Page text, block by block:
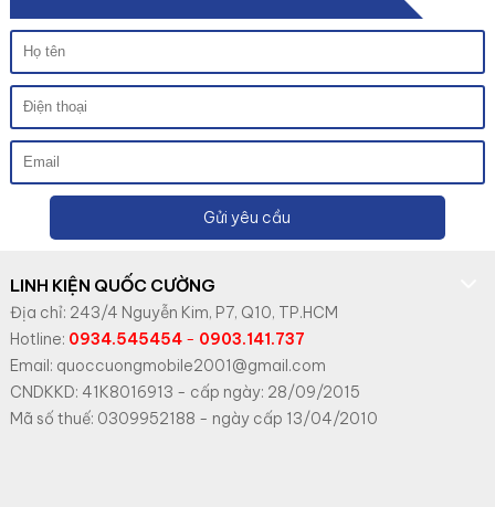
Gửi yêu cầu
LINH KIỆN QUỐC CƯỜNG
Địa chỉ: 243/4 Nguyễn Kim, P7, Q10, TP.HCM
Hotline: 0934.545454- 0903.141.737
Email: quoccuongmobile2001@gmail.com
CNDKKD: 41K8016913 - cấp ngày: 28/09/2015
Mã số thuế: 0309952188 - ngày cấp 13/04/2010